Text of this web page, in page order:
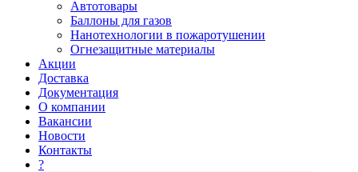
Автотовары
Баллоны для газов
Нанотехнологии в пожаротушении
Огнезащитные материалы
Акции
Доставка
Документация
О компании
Вакансии
Новости
Контакты
?